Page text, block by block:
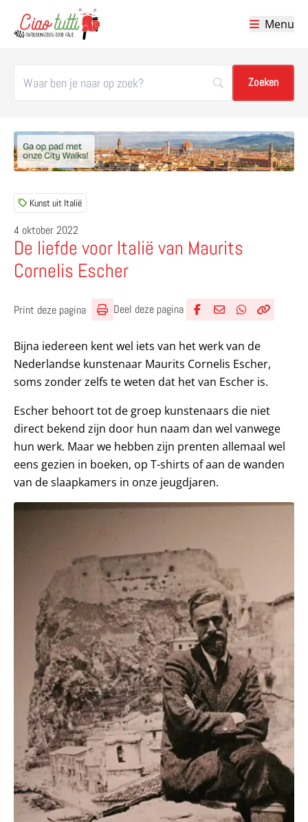
Menu
Kunst uit Italië
4 oktober 2022
De liefde voor Italië van Maurits
Cornelis Escher
Print deze pagina Deel deze pagina
Bijna iedereen kent wel iets van het werk van de
Nederlandse kunstenaar Maurits Cornelis Escher,
soms zonder zelfs te weten dat het van Escher is.
Escher behoort tot de groep kunstenaars die niet
direct bekend zijn door hun naam dan wel vanwege
hun werk. Maar we hebben zijn prenten allemaal wel
eens gezien in boeken, op T-shirts of aan de wanden
van de slaapkamers in onze jeugdjaren.